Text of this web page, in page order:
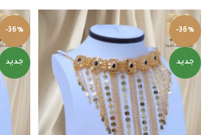
-36%
جديد
-36%
جديد